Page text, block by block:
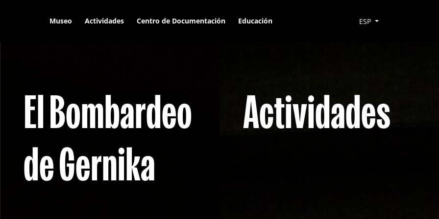
Museo Actividades Centro de Documentación Educación ESP
El Bombardeo
de Gernika
Actividades